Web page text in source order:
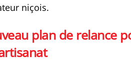
niçois.
plan de relance